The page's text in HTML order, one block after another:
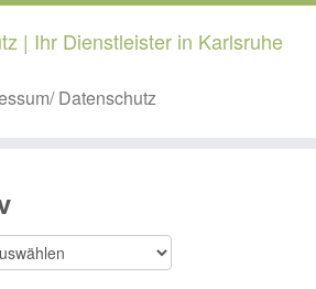
| Ihr Dienstleister in Karlsruhe
Datenschutz